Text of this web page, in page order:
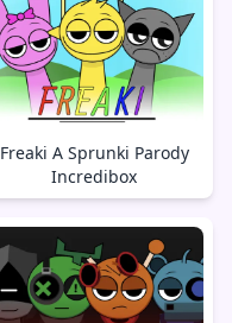
Freaki A Sprunki Parody
Incredibox